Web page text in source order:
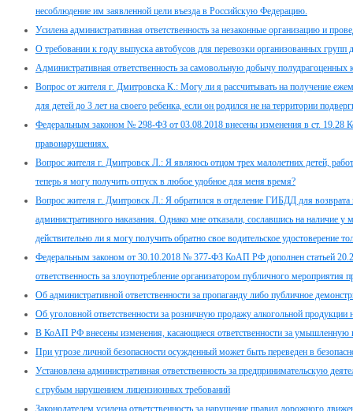
несоблюдение им заявленной цели въезда в Российскую Федерацию.
Усилена административная ответственность за незаконные организацию и
О требовании к году выпуска автобусов для перевозки организованных групп
Административная ответственность за самовольную добычу полудрагоценных
Вопрос от жителя г. Дмитровска К.: Могу ли я рассчитывать на получение
для детей до 3 лет на своего ребенка, если он родился не на территории
Федеральным законом № 298-ФЗ от 03.08.2018 внесены изменения в ст. 19.28
правонарушениях.
Вопрос жителя г. Дмитровск Л.: Я являюсь отцом трех малолетних детей,
теперь я могу получить отпуск в любое удобное для меня время?
Вопрос жителя г. Дмитровск Л.: Я обратился в отделение ГИБДД для возврата
административного наказания. Однако мне отказали, сославшись на наличие
действительно ли я могу получить обратно свое водительское удостоверение
Федеральным законом от 30.10.2018 № 377-ФЗ КоАП РФ дополнен статьей
ответственность за злоупотребление организатором публичного мероприятия
Об административной ответственности за пропаганду либо публичное
Об уголовной ответственности за розничную продажу алкогольной продукции
В КоАП РФ внесены изменения, касающиеся ответственности за умышленную
При угрозе личной безопасности осужденный может быть переведен в
Установлена административная ответственность за предпринимательскую
с грубым нарушением лицензионных требований
Законодателем усилена ответственность за нарушение правил дорожного